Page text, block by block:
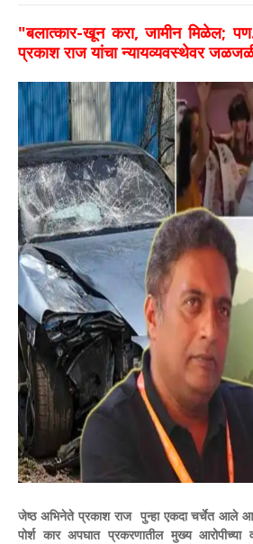
​"बलात्कार-खून करा, जामीन मिळेल;
प्रकाश राज यांचा न्यायव्यवस्थेवर
जेष्ठ अभिनेते प्रकाश राज पुन्हा एकदा चर्चेत आले
पोर्श कार अपघात प्रकरणातील मुख्य आरोपीच्या